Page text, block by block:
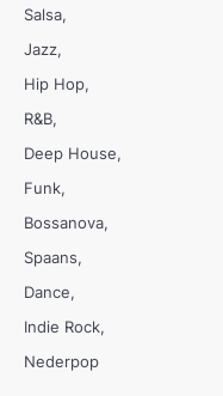
Salsa
Jazz
Hip Hop
R&B
Deep House
Funk
Bossanova
Spaans
Dance
Indie Rock
Nederpop